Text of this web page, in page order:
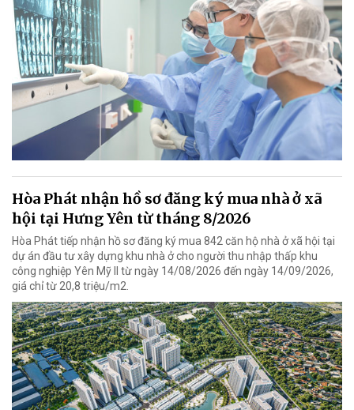
Hòa Phát nhận hồ sơ đăng ký mua nhà ở xã
hội tại Hưng Yên từ tháng 8/2026
Hòa Phát tiếp nhận hồ sơ đăng ký mua 842 căn hộ nhà ở xã hội tại
dự án đầu tư xây dựng khu nhà ở cho người thu nhập thấp khu
công nghiệp Yên Mỹ II từ ngày 14/08/2026 đến ngày 14/09/2026,
giá chỉ từ 20,8 triệu/m2.